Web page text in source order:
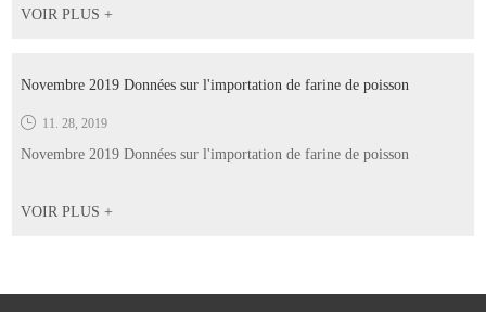
fournir une plate-forme pour mettre en évidence le travail des normes
VOIR PLUS +
Novembre 2019 Données sur l'importation de farine de poisson
11. 28, 2019
Novembre 2019 Données sur l'importation de farine de poisson
VOIR PLUS +